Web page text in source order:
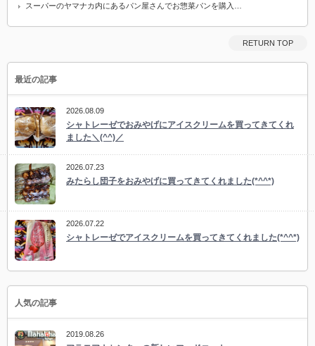
スーパーのヤマナカ内にあるパン屋さんでお惣菜パンを購入…
RETURN TOP
最近の記事
2026.08.09
シャトレーゼでおみやげにアイスクリームを買ってきてくれ
ました＼(^^)／
2026.07.23
みたらし団子をおみやげに買ってきてくれました(*^^*)
2026.07.22
シャトレーゼでアイスクリームを買ってきてくれました(*^^*)
人気の記事
2019.08.26